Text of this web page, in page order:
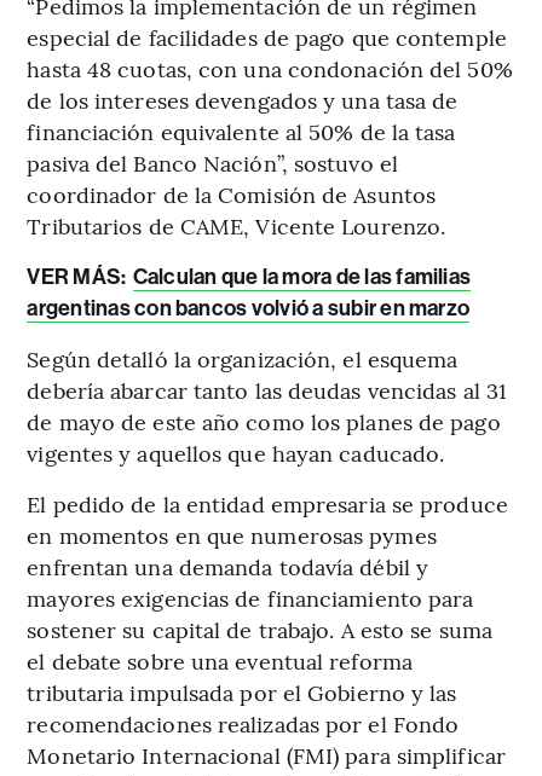
especial de facilidades de pago que contemple
hasta 48 cuotas, con una condonación del 50%
de los intereses devengados y una tasa de
financiación equivalente al 50% de la tasa
pasiva del Banco Nación”, sostuvo el
coordinador de la Comisión de Asuntos
Tributarios de CAME, Vicente Lourenzo.
VER MÁS: Calculan que la mora de las familias
argentinas con bancos volvió a subir en marzo
Según detalló la organización, el esquema
debería abarcar tanto las deudas vencidas al 31
de mayo de este año como los planes de pago
vigentes y aquellos que hayan caducado.
El pedido de la entidad empresaria se produce
en momentos en que numerosas pymes
enfrentan una demanda todavía débil y
mayores exigencias de financiamiento para
sostener su capital de trabajo. A esto se suma
el debate sobre una eventual reforma
tributaria impulsada por el Gobierno y las
recomendaciones realizadas por el Fondo
Monetario Internacional (FMI) para simplificar